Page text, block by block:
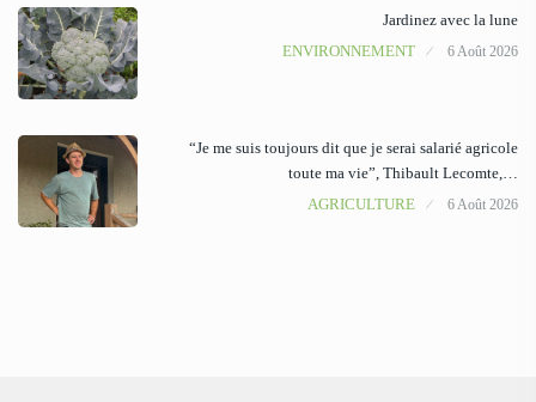
Jardinez avec la lune
ENVIRONNEMENT
6 Août 2026
“Je me suis toujours dit que je serai salarié agricole
toute ma vie”, Thibault Lecomte,…
AGRICULTURE
6 Août 2026